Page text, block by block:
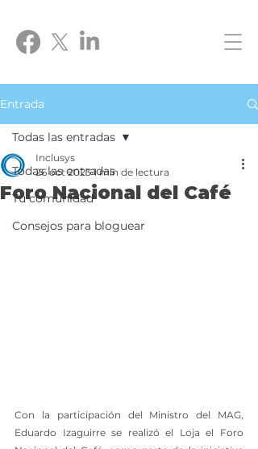
Entrada
Todas las entradas
Tu comunidad
Consejos para bloguear
Todas las entradas
Foro Nacional del Café
Inclusys
26 oct 2023 1 min de lectura
Con la participación del Ministro del MAG,
Eduardo Izaguirre se realizó el Loja el Foro